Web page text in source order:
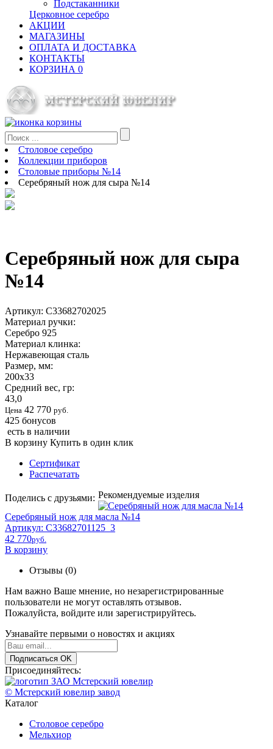
Подстаканники
Церковное серебро
АКЦИИ
МАГАЗИНЫ
ОПЛАТА И ДОСТАВКА
КОНТАКТЫ
КОРЗИНА 0
Столовое серебро
Коллекции приборов
Столовые приборы №14
Серебряный нож для сыра №14
Серебряный нож для сыра
№14
Артикул: С33682702025
Материал ручки:
Серебро 925
Материал клинка:
Нержавеющая сталь
Размер, мм:
200х33
Средний вес, гр:
43,0
Цена 42 770 руб.
425 бонусов
есть в наличии
В корзину Купить в один клик
Сертификат
Распечатать
Поделись с друзьями: Рекомендуемые изделия
Серебряный нож для масла №14
Артикул: С33682701125_3
42 770pyб.
В корзину
Отзывы (0)
Нам важно Ваше мнение, но незарегистрированные
пользователи не могут оставлять отзывов.
Пожалуйста, войдите или зарегистрируйтесь.
Узнавайте первыми о новостях и акциях
Подписаться OK
Присоединяйтесь:
© Мстерский ювелир завод
Каталог
Столовое серебро
Мельхиор